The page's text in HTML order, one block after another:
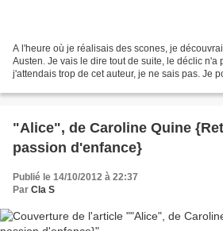
A l'heure où je réalisais des scones, je
Austen. Je vais le dire tout de suite, le déclic n'a
j'attendais trop de cet auteur, je ne sais pas. Je
"Alice", de Caroline Quine
passion d'enfance}
Publié le 14/10/2012 à 22:37
Par Cla S